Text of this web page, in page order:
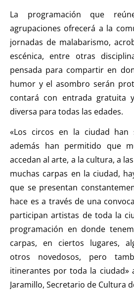
La programación que
agrupaciones ofrecerá a la
jornadas de malabarismo,
escénica, entre otras
pensada para compartir en
humor y el asombro serán
contará con entrada gratuita
diversa para todas las edades.
«Los circos en la ciudad han
además han permitido que
accedan al arte, a la cultura, a
muchas carpas en la ciudad,
que se presentan
hace es a través de una
participan artistas de toda la
programación en donde
carpas, en ciertos lugares,
otros novedosos, pero
itinerantes por toda la ciudad»
Jaramillo, Secretario de Cultura